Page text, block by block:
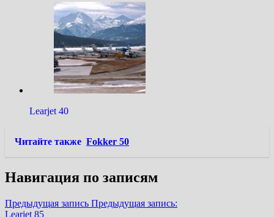
Learjet 40
Читайте также Fokker 50
Навигация по записям
Предыдущая запись Предыдущая запись:
Learjet 85